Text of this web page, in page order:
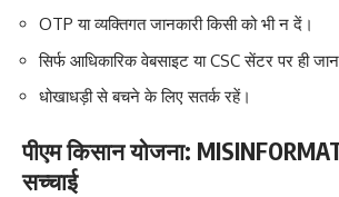
OTP या व्यक्तिगत जानकारी किसी को भी न दें।
सिर्फ आधिकारिक वेबसाइट या CSC सेंटर पर ही
धोखाधड़ी से बचने के लिए सतर्क रहें।
पीएम किसान योजना:
सच्चाई